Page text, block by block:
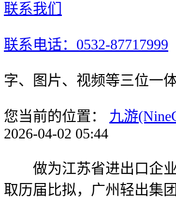
联系我们
联系电话：0532-87717999
字、图片、视频等三位一
您当前的位置： 九游
2026-04-02 05:44
做为江苏省进出口企业
取历届比拟，广州轻出集